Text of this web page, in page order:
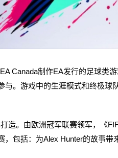
EA Canada制作EA发行的足球
与。游戏中的生涯模式和终极
。由欧洲冠军联赛领军，《
，包括：为Alex Hunter的故事